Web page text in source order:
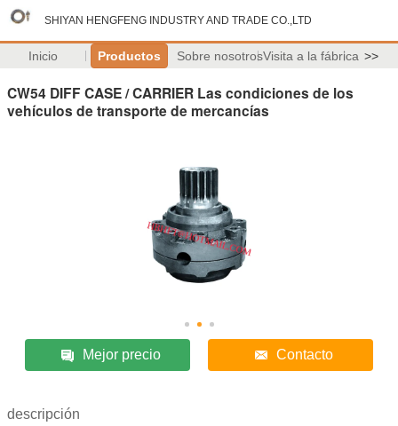
SHIYAN HENGFENG INDUSTRY AND TRADE CO.,LTD
Inicio Productos Sobre nosotrosVisita a la fábrica >>
CW54 DIFF CASE / CARRIER Las condiciones de los
vehículos de transporte de mercancías
Mejor precio Contacto
descripción